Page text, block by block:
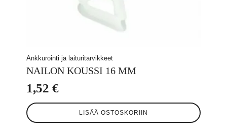
Ankkurointi ja laituritarvikkeet
NAILON KOUSSI 16 MM
1,52 €
LISÄÄ OSTOSKORIIN